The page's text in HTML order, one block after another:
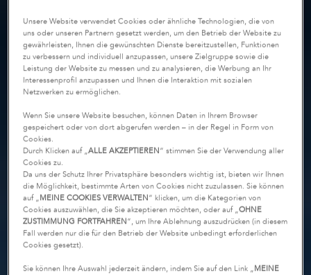
Unsere Website verwendet Cookies oder ähnliche Technologien, die von
uns oder unseren Partnern gesetzt werden, um den Betrieb der Website zu
gewährleisten, Ihnen die gewünschten Dienste bereitzustellen, Funktionen
zu verbessern und individuell anzupassen, unsere Zielgruppe sowie die
Leistung der Website zu messen und zu analysieren, die Werbung an Ihr
Interessenprofil anzupassen und Ihnen die Interaktion mit sozialen
Netzwerken zu ermöglichen.
Wenn Sie unsere Website besuchen, können Daten in Ihrem Browser
gespeichert oder von dort abgerufen werden – in der Regel in Form von
Cookies.
Durch Klicken auf „ALLE AKZEPTIEREN“ stimmen Sie der Verwendung aller
Cookies zu.
Da uns der Schutz Ihrer Privatsphäre besonders wichtig ist, bieten wir Ihnen
die Möglichkeit, bestimmte Arten von Cookies nicht zuzulassen. Sie können
auf „MEINE COOKIES VERWALTEN“ klicken, um die Kategorien von
Cookies auszuwählen, die Sie akzeptieren möchten, oder auf „OHNE
ZUSTIMMUNG FORTFAHREN“, um Ihre Ablehnung auszudrücken (in diesem
Fall werden nur die für den Betrieb der Website unbedingt erforderlichen
Cookies gesetzt).
Sie können Ihre Auswahl jederzeit ändern, indem Sie auf den Link „MEINE